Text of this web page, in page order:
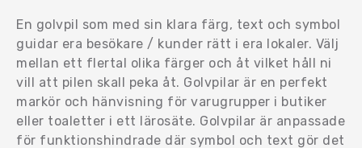
En golvpil som med sin klara färg, text och symbol
guidar era besökare / kunder rätt i era lokaler. Välj
mellan ett flertal olika färger och åt vilket håll ni
vill att pilen skall peka åt. Golvpilar är en perfekt
markör och hänvisning för varugrupper i butiker
eller toaletter i ett lärosäte. Golvpilar är anpassade
för funktionshindrade där symbol och text gör det